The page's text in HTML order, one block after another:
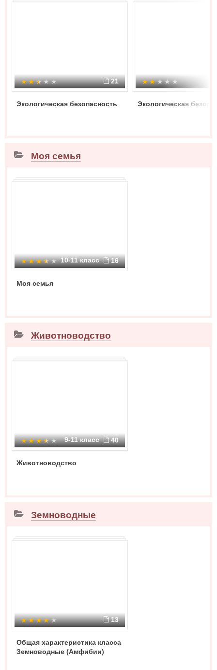
21
Экологическая безопасность Экологическая
Моя семья
10-11 класс 16
Моя семья
Животноводство
9-11 класс 40
Животноводство
Земноводные
13
Общая характеристика класса
Земноводные (Амфибии)